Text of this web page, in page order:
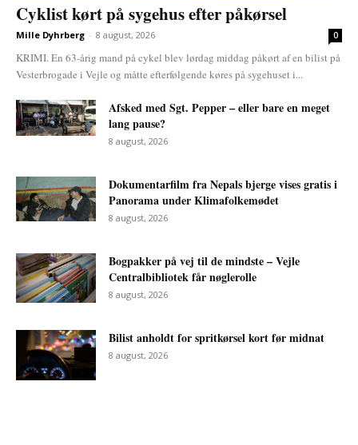
Cyklist kørt på sygehus efter påkørsel
Mille Dyhrberg - 8 august, 2026 0
KRIMI. En 63-årig mand på cykel blev lørdag middag påkørt af en bilist på
Vesterbrogade i Vejle og måtte efterfølgende køres på sygehuset i...
Afsked med Sgt. Pepper – eller bare en meget
lang pause?
8 august, 2026
Dokumentarfilm fra Nepals bjerge vises gratis i
Panorama under Klimafolkemødet
8 august, 2026
Bogpakker på vej til de mindste – Vejle
Centralbibliotek får nøglerolle
8 august, 2026
Bilist anholdt for spritkørsel kort før midnat
8 august, 2026